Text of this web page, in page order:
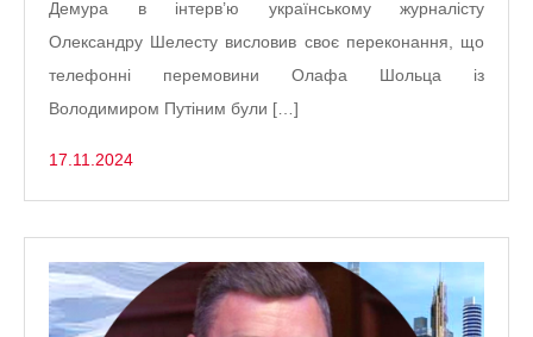
Демура в інтерв’ю українському журналісту
Олександру Шелесту висловив своє переконання, що
телефонні перемовини Олафа Шольца із
Володимиром Путіним були […]
17.11.2024